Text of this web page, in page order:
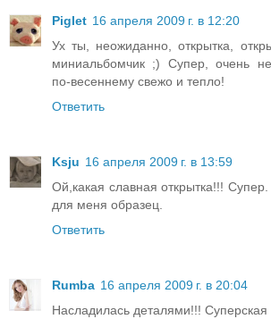
Piglet 16 апреля 2009 г. в 12:20
Ух ты, неожиданно, открытка,
миниальбомчик ;) Супер, очень
по-весеннему свежо и тепло!
Ответить
Ksju 16 апреля 2009 г. в 13:59
Ой,какая славная открытка!!!
для меня образец.
Ответить
Rumba 16 апреля 2009 г. в 20:04
Насладилась деталями!!! Суперская